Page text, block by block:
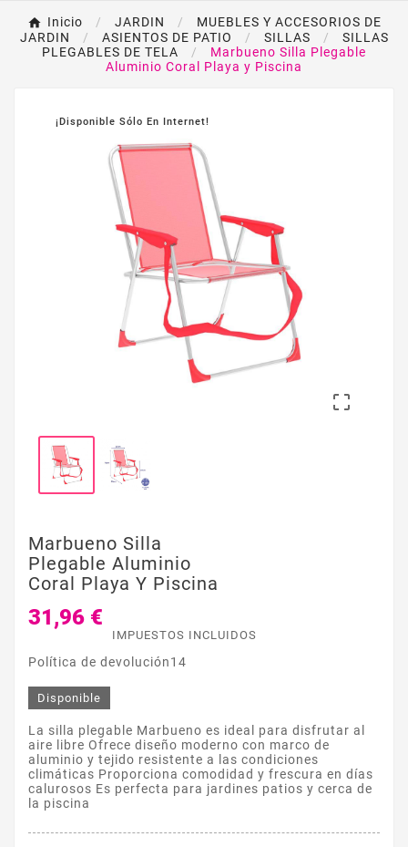
Inicio JARDIN
MUEBLES Y ACCESORIOS DE
JARDIN
ASIENTOS DE PATIO SILLAS
SILLAS
PLEGABLES DE TELA
Marbueno Silla Plegable
Aluminio Coral Playa y Piscina
¡Disponible Sólo En Internet!

Marbueno Silla
Plegable Aluminio
Coral Playa Y Piscina
31,96 €
IMPUESTOS INCLUIDOS
Política de devolución14
Disponible
La silla plegable Marbueno es ideal para disfrutar al
aire libre Ofrece diseño moderno con marco de
aluminio y tejido resistente a las condiciones
climáticas Proporciona comodidad y frescura en días
calurosos Es perfecta para jardines patios y cerca de
la piscina